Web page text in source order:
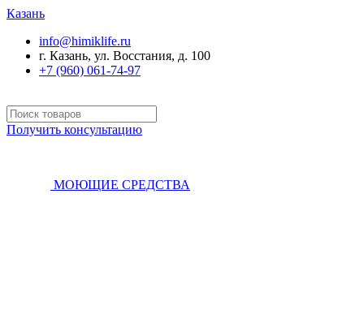
Казань
info@himiklife.ru
г. Казань, ул. Восстания, д. 100
+7 (960) 061-74-97
Получить консультацию
МОЮЩИЕ СРЕДСТВА